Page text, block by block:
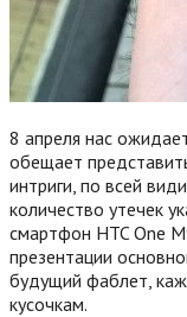
8 апреля нас
обещает
интриги, по всей
количество утечек
смартфон HTC One
презентации
будущий фаблет,
кусочкам.